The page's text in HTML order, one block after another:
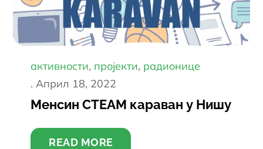
активности пројекти радионице
Постед
он
Април 18, 2022
Менсин СТЕАМ караван у Нишу
READ MORE